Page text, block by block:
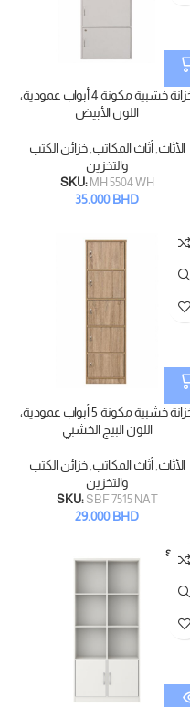
خزانة خشبية مكونة 4 أبواب عمودية،
اللون الأبيض
الأثاث ,أثاث المكاتب ,خزائن الكتب
والتخزين
SKU: MH 5504 WH
35.000BHD
خزانة خشبية مكونة 5 أبواب عمودية،
اللون البيج الخشبي
الأثاث ,أثاث المكاتب ,خزائن الكتب
والتخزين
SKU:SBF 7515 NAT
29.000BHD
SOLD
OUT